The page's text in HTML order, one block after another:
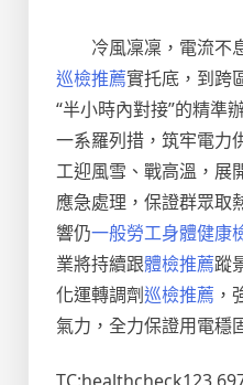
冷風凜凜，電流不
巡檢推薦實托底，到跨
“半小時內對接”的精準
一系羅列措，筑牢電力
工迎風雪、戰高溫，展
應急處理，保證群眾取
響仍一般勞工身體健康
業將持續跟體檢推薦蹤
化運轉調劑巡檢推薦 ，
氣力，全力保證用電穩